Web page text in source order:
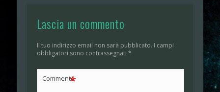
Lascia un commento
Il tuo indirizzo email non sarà pubblicato. I campi
obbligatori sono contrassegnati *
Commento
*